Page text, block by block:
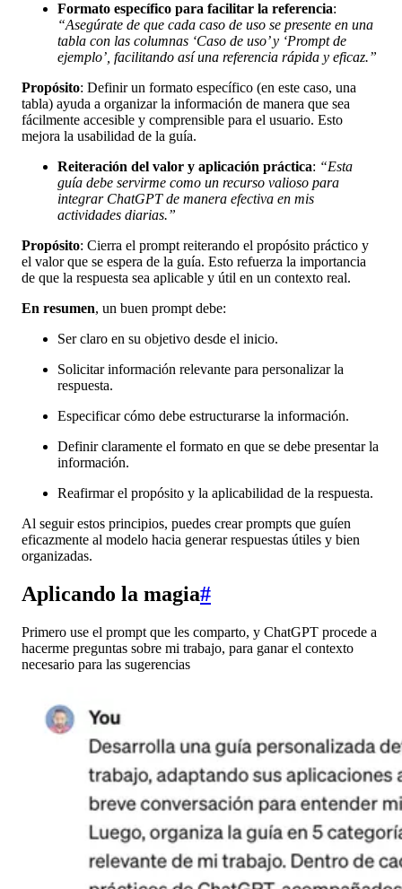
Formato específico para facilitar la referencia:
“Asegúrate de que cada caso de uso se presente en una
tabla con las columnas ‘Caso de uso’ y ‘Prompt de
ejemplo’, facilitando así una referencia rápida y eficaz.”
Propósito: Definir un formato específico (en este caso, una
tabla) ayuda a organizar la información de manera que sea
fácilmente accesible y comprensible para el usuario. Esto
mejora la usabilidad de la guía.
Reiteración del valor y aplicación práctica: “Esta
guía debe servirme como un recurso valioso para
integrar ChatGPT de manera efectiva en mis
actividades diarias.”
Propósito: Cierra el prompt reiterando el propósito práctico y
el valor que se espera de la guía. Esto refuerza la importancia
de que la respuesta sea aplicable y útil en un contexto real.
En resumen, un buen prompt debe:
Ser claro en su objetivo desde el inicio.
Solicitar información relevante para personalizar la
respuesta.
Especificar cómo debe estructurarse la información.
Definir claramente el formato en que se debe presentar la
información.
Reafirmar el propósito y la aplicabilidad de la respuesta.
Al seguir estos principios, puedes crear prompts que guíen
eficazmente al modelo hacia generar respuestas útiles y bien
organizadas.
Aplicando la magia#
Primero use el prompt que les comparto, y ChatGPT procede a
hacerme preguntas sobre mi trabajo, para ganar el contexto
necesario para las sugerencias